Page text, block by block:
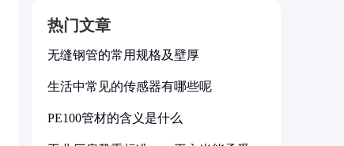
热门文章
无缝钢管的常用规格及壁厚
生活中常见的传感器有哪些呢
PE100管材的含义是什么